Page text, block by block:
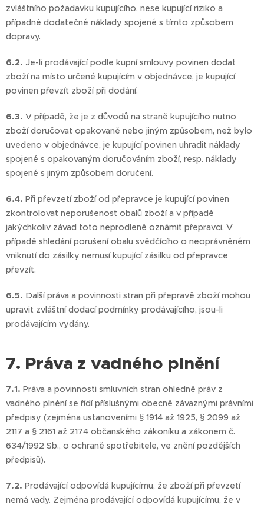
zvláštního požadavku kupujícího, nese kupující riziko a
případné dodatečné náklady spojené s tímto způsobem
dopravy.
6.2. Je-li prodávající podle kupní smlouvy povinen dodat
zboží na místo určené kupujícím v objednávce, je kupující
povinen převzít zboží při dodání.
6.3. V případě, že je z důvodů na straně kupujícího nutno
zboží doručovat opakovaně nebo jiným způsobem, než bylo
uvedeno v objednávce, je kupující povinen uhradit náklady
spojené s opakovaným doručováním zboží, resp. náklady
spojené s jiným způsobem doručení.
6.4. Při převzetí zboží od přepravce je kupující povinen
zkontrolovat neporušenost obalů zboží a v případě
jakýchkoliv závad toto neprodleně oznámit přepravci. V
případě shledání porušení obalu svědčícího o neoprávněném
vniknutí do zásilky nemusí kupující zásilku od přepravce
převzít.
6.5. Další práva a povinnosti stran při přepravě zboží mohou
upravit zvláštní dodací podmínky prodávajícího, jsou-li
prodávajícím vydány.
7. Práva z vadného plnění
7.1. Práva a povinnosti smluvních stran ohledně práv z
vadného plnění se řídí příslušnými obecně závaznými právními
předpisy (zejména ustanoveními § 1914 až 1925, § 2099 až
2117 a § 2161 až 2174 občanského zákoníku a zákonem č.
634/1992 Sb., o ochraně spotřebitele, ve znění pozdějších
předpisů).
7.2. Prodávající odpovídá kupujícímu, že zboží při převzetí
nemá vady. Zejména prodávající odpovídá kupujícímu, že v